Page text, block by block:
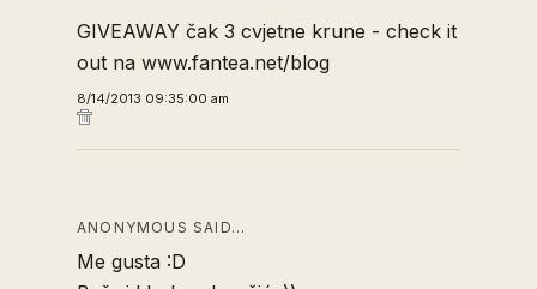
GIVEAWAY čak 3 cvjetne krune - check it
out na www.fantea.net/blog
8/14/2013 09:35:00 am
ANONYMOUS SAID…
Me gusta :D